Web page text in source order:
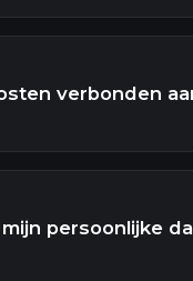
verbonden
persoonlijke